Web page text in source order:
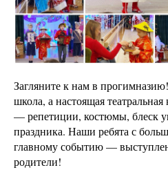
Загляните к нам в
школа, а настоящая
— репетиции, костюмы, блеск
праздника. Наши ребята с
главному событию —
родители!